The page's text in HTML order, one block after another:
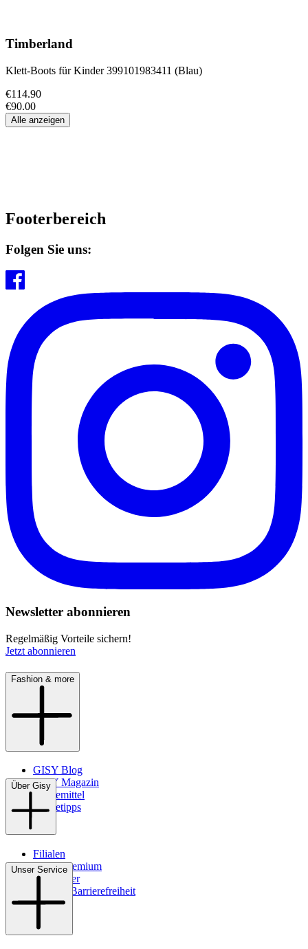
Timberland
Klett-Boots für Kinder 399101983411 (Blau)
€114.90
€90.00
Alle anzeigen
Footerbereich
Folgen Sie uns:
Newsletter abonnieren
Regelmäßig Vorteile sichern!
Jetzt abonnieren
Fashion & more
GISY Blog
GISY Magazin
Pflegemittel
Pflegetipps
Über Gisy
Filialen
WMS-Premium
Newsletter
Digitale Barrierefreiheit
Unser Service